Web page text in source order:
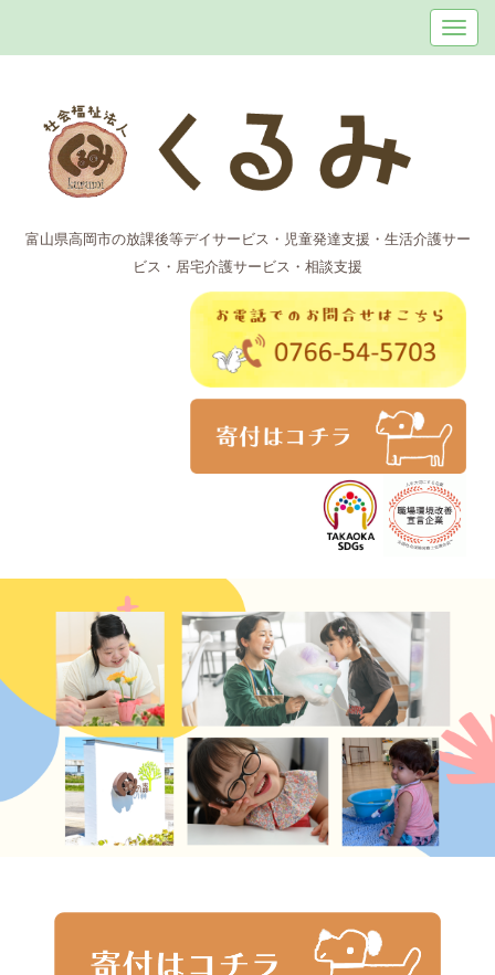
富山県高岡市の放課後等デイサービス・児童発達支援・生活介護サー
ビス・居宅介護サービス・相談支援